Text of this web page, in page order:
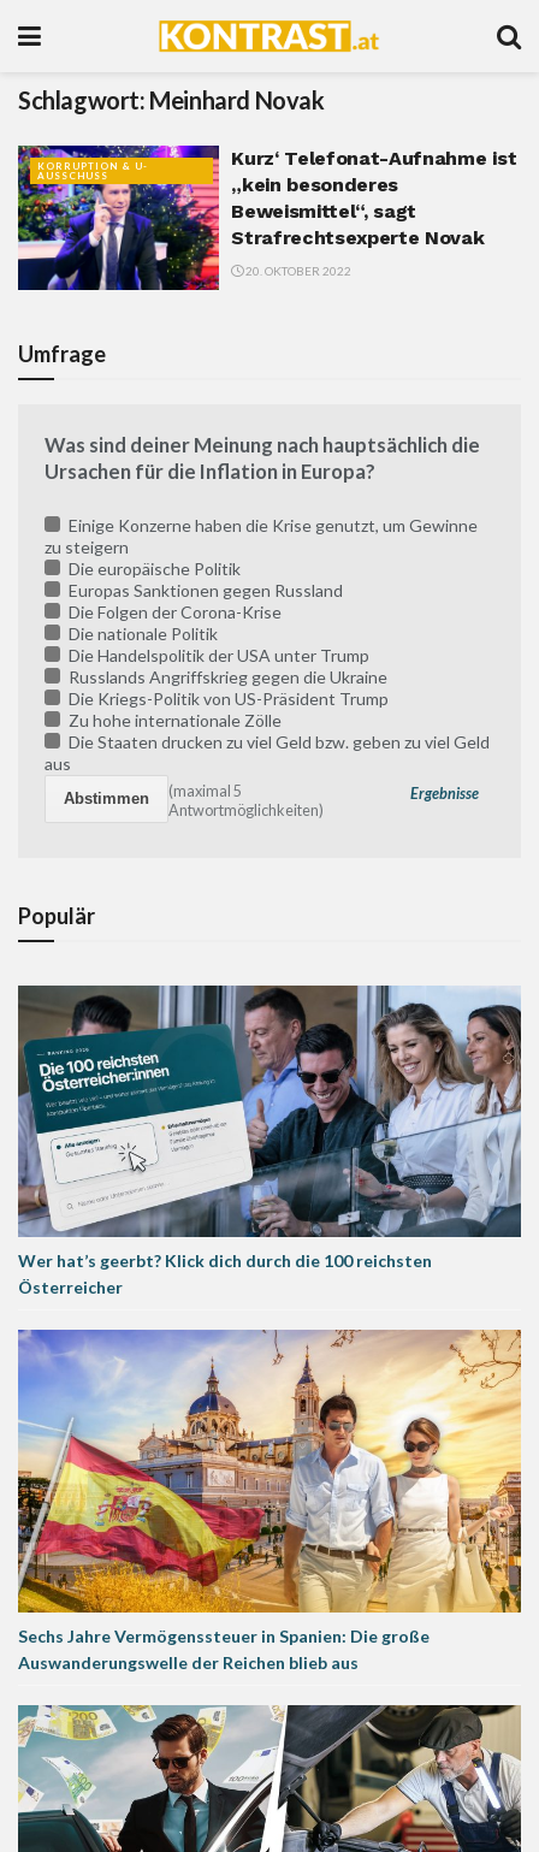
Schlagwort: Meinhard Novak
KORRUPTION & U-
AUSSCHUSS
Kurz‘ Telefonat-Aufnahme ist
„kein besonderes
Beweismittel“, sagt
Strafrechtsexperte Novak
20. OKTOBER 2022
Umfrage
Was sind deiner Meinung nach hauptsächlich die
Ursachen für die Inflation in Europa?
Einige Konzerne haben die Krise genutzt, um Gewinne
zu steigern
Die europäische Politik
Europas Sanktionen gegen Russland
Die Folgen der Corona-Krise
Die nationale Politik
Die Handelspolitik der USA unter Trump
Russlands Angriffskrieg gegen die Ukraine
Die Kriegs-Politik von US-Präsident Trump
Zu hohe internationale Zölle
Die Staaten drucken zu viel Geld bzw. geben zu viel Geld
aus
Ergebnisse
(maximal 5
Antwortmöglichkeiten)
Populär
Wer hat’s geerbt? Klick dich durch die 100 reichsten
Österreicher
Sechs Jahre Vermögenssteuer in Spanien: Die große
Auswanderungswelle der Reichen blieb aus